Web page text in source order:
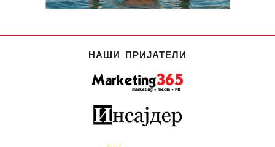
НАШИ ПРИЈАТЕЛИ